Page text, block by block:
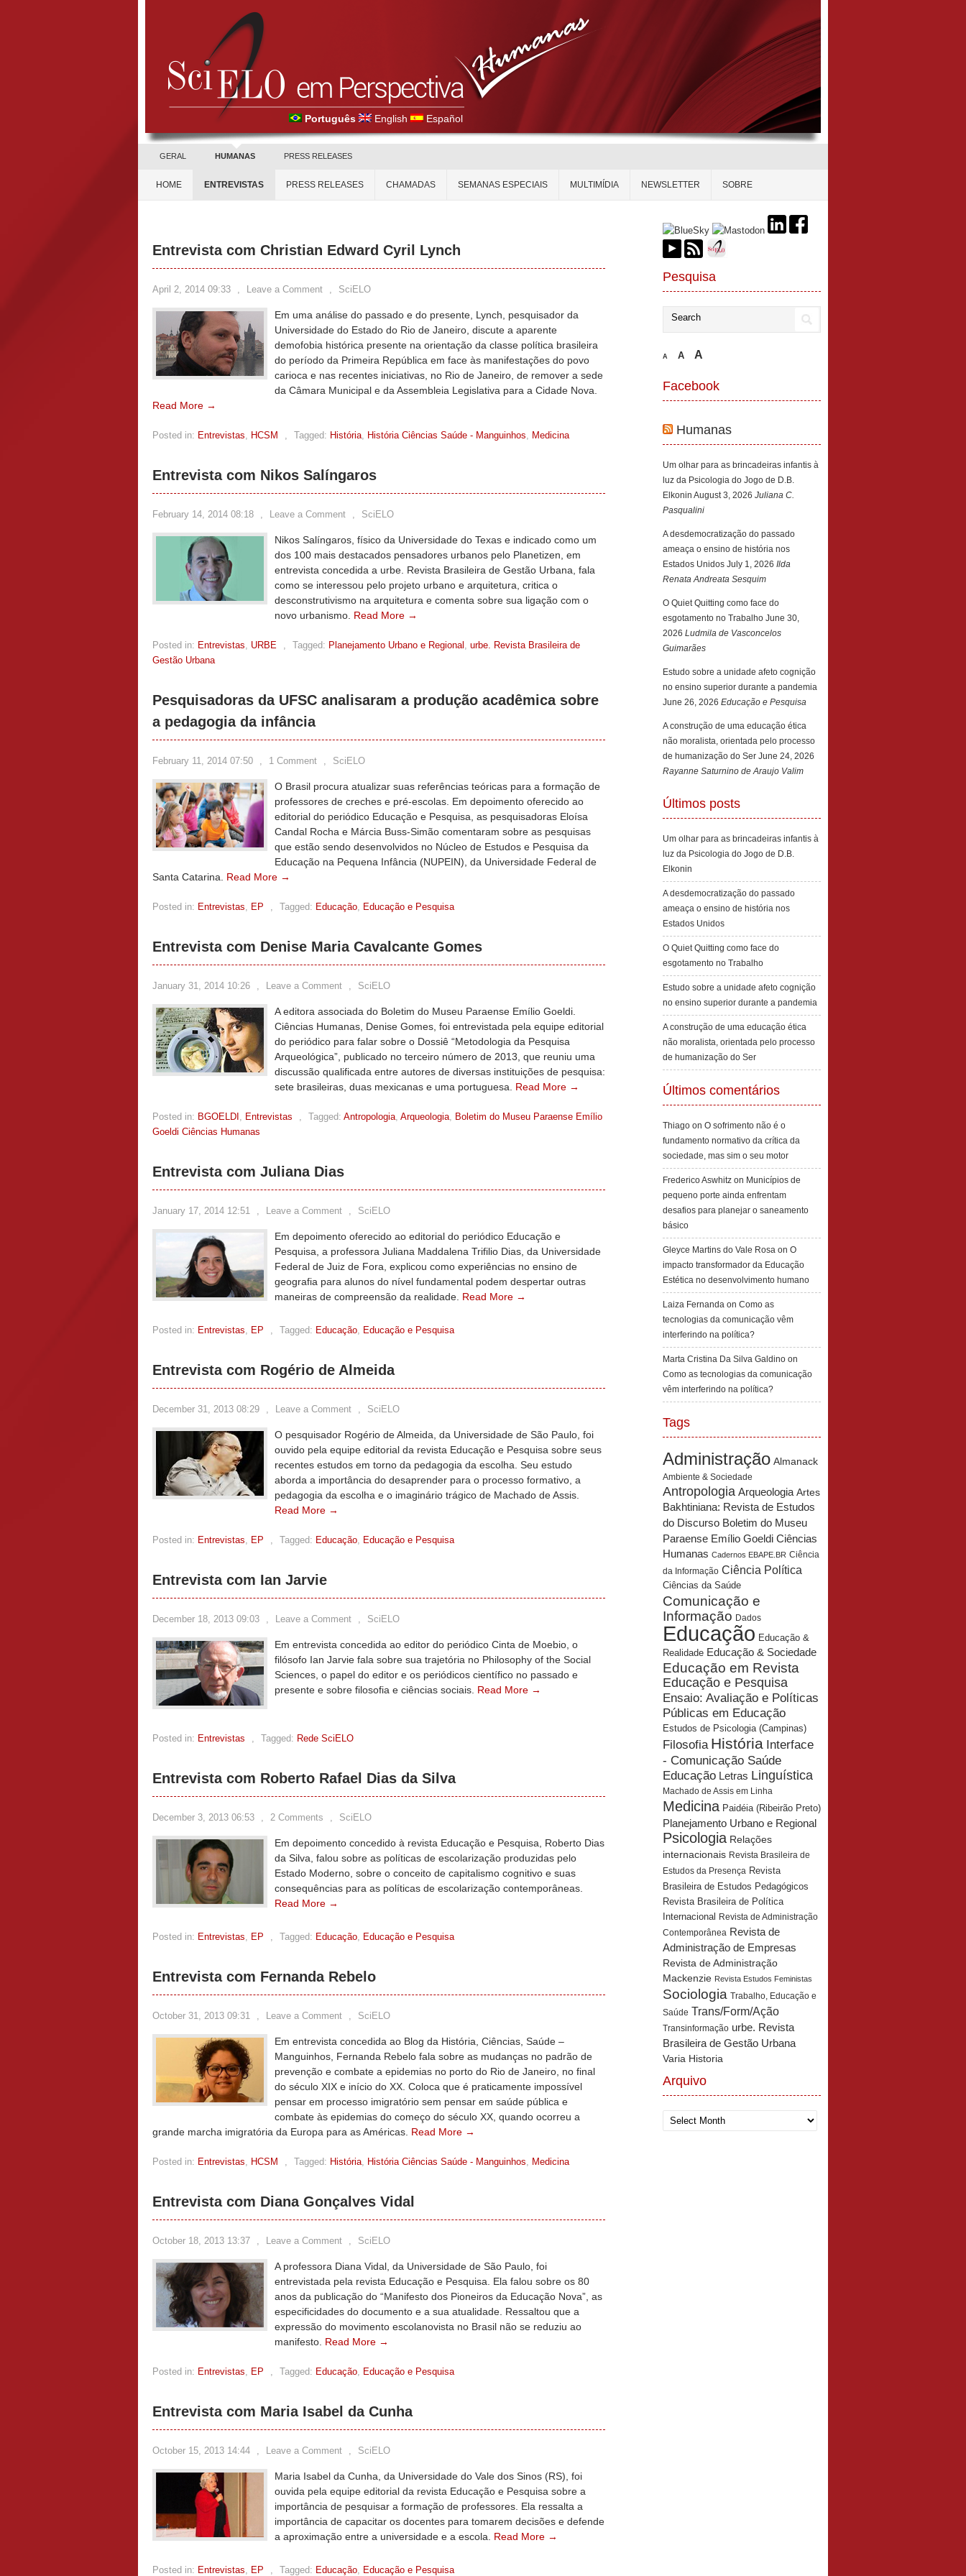
Português English Español
GERAL HUMANAS PRESS RELEASES
HOME ENTREVISTAS PRESS RELEASES CHAMADAS SEMANAS ESPECIAIS MULTIMÍDIA NEWSLETTER SOBRE
Entrevista com Christian Edward Cyril Lynch
April 2, 2014 09:33 , Leave a Comment , SciELO
Em uma análise do passado e do presente, Lynch, pesquisador da
Universidade do Estado do Rio de Janeiro, discute a aparente
demofobia histórica presente na orientação da classe política brasileira
do período da Primeira República em face às manifestações do povo
carioca e nas recentes iniciativas, no Rio de Janeiro, de remover a sede
da Câmara Municipal e da Assembleia Legislativa para a Cidade Nova.
Read More →
Posted in: Entrevistas, HCSM , Tagged: História, História Ciências Saúde - Manguinhos, Medicina
Entrevista com Nikos Salíngaros
February 14, 2014 08:18 , Leave a Comment , SciELO
Nikos Salíngaros, físico da Universidade do Texas e indicado como um
dos 100 mais destacados pensadores urbanos pelo Planetizen, em
entrevista concedida a urbe. Revista Brasileira de Gestão Urbana, fala
como se interessou pelo projeto urbano e arquitetura, critica o
desconstrutivismo na arquitetura e comenta sobre sua ligação com o
novo urbanismo. Read More →
Posted in: Entrevistas, URBE , Tagged: Planejamento Urbano e Regional , urbe. Revista Brasileira de
Gestão Urbana
Pesquisadoras da UFSC analisaram a produção acadêmica sobre
a pedagogia da infância
February 11, 2014 07:50 , 1 Comment , SciELO
O Brasil procura atualizar suas referências teóricas para a formação de
professores de creches e pré-escolas. Em depoimento oferecido ao
editorial do periódico Educação e Pesquisa, as pesquisadoras Eloísa
Candal Rocha e Márcia Buss-Simão comentaram sobre as pesquisas
que estão sendo desenvolvidos no Núcleo de Estudos e Pesquisa da
Educação na Pequena Infância (NUPEIN), da Universidade Federal de
Santa Catarina. Read More →
Posted in: Entrevistas, EP , Tagged: Educação, Educação e Pesquisa
Entrevista com Denise Maria Cavalcante Gomes
January 31, 2014 10:26 , Leave a Comment , SciELO
A editora associada do Boletim do Museu Paraense Emílio Goeldi.
Ciências Humanas, Denise Gomes, foi entrevistada pela equipe editorial
do periódico para falar sobre o Dossiê “Metodologia da Pesquisa
Arqueológica”, publicado no terceiro número de 2013, que reuniu uma
discussão qualificada entre autores de diversas instituições de pesquisa:
sete brasileiras, duas mexicanas e uma portuguesa. Read More →
Posted in: BGOELDI , Entrevistas , Tagged: Antropologia, Arqueologia, Boletim do Museu Paraense Emílio
Goeldi Ciências Humanas
Entrevista com Juliana Dias
January 17, 2014 12:51 , Leave a Comment , SciELO
Em depoimento oferecido ao editorial do periódico Educação e
Pesquisa, a professora Juliana Maddalena Trifilio Dias, da Universidade
Federal de Juiz de Fora, explicou como experiências no ensino de
geografia para alunos do nível fundamental podem despertar outras
maneiras de compreensão da realidade. Read More →
Posted in: Entrevistas, EP , Tagged: Educação, Educação e Pesquisa
Entrevista com Rogério de Almeida
December 31, 2013 08:29 , Leave a Comment , SciELO
O pesquisador Rogério de Almeida, da Universidade de São Paulo, foi
ouvido pela equipe editorial da revista Educação e Pesquisa sobre seus
recentes estudos em torno da pedagogia da escolha. Seu estudo
aborda a importância do desaprender para o processo formativo, a
pedagogia da escolha e o imaginário trágico de Machado de Assis.
Read More →
Posted in: Entrevistas, EP , Tagged: Educação, Educação e Pesquisa
Entrevista com Ian Jarvie
December 18, 2013 09:03 , Leave a Comment , SciELO
Em entrevista concedida ao editor do periódico Cinta de Moebio, o
filósofo Ian Jarvie fala sobre sua trajetória no Philosophy of the Social
Sciences, o papel do editor e os periódicos científico no passado e
presente e sobre filosofia e ciências sociais. Read More →
Posted in: Entrevistas , Tagged: Rede SciELO
Entrevista com Roberto Rafael Dias da Silva
December 3, 2013 06:53 , 2 Comments , SciELO
Em depoimento concedido à revista Educação e Pesquisa, Roberto Dias
da Silva, falou sobre as políticas de escolarização produzidas pelo
Estado Moderno, sobre o conceito de capitalismo cognitivo e suas
consequências para as políticas de escolarização contemporâneas.
Read More →
Posted in: Entrevistas, EP , Tagged: Educação, Educação e Pesquisa
Entrevista com Fernanda Rebelo
October 31, 2013 09:31 , Leave a Comment , SciELO
Em entrevista concedida ao Blog da História, Ciências, Saúde –
Manguinhos, Fernanda Rebelo fala sobre as mudanças no padrão de
prevenção e combate a epidemias no porto do Rio de Janeiro, no final
do século XIX e início do XX. Coloca que é praticamente impossível
pensar em processo imigratório sem pensar em saúde pública e
combate às epidemias do começo do século XX, quando ocorreu a
grande marcha imigratória da Europa para as Américas. Read More →
Posted in: Entrevistas, HCSM , Tagged: História, História Ciências Saúde - Manguinhos, Medicina
Entrevista com Diana Gonçalves Vidal
October 18, 2013 13:37 , Leave a Comment , SciELO
A professora Diana Vidal, da Universidade de São Paulo, foi
entrevistada pela revista Educação e Pesquisa. Ela falou sobre os 80
anos da publicação do “Manifesto dos Pioneiros da Educação Nova”, as
especificidades do documento e a sua atualidade. Ressaltou que a
expressão do movimento escolanovista no Brasil não se reduziu ao
manifesto. Read More →
Posted in: Entrevistas, EP , Tagged: Educação, Educação e Pesquisa
Entrevista com Maria Isabel da Cunha
October 15, 2013 14:44 , Leave a Comment , SciELO
Maria Isabel da Cunha, da Universidade do Vale dos Sinos (RS), foi
ouvida pela equipe editorial da revista Educação e Pesquisa sobre a
importância de pesquisar a formação de professores. Ela ressalta a
importância de capacitar os docentes para tomarem decisões e defende
a aproximação entre a universidade e a escola. Read More →
Posted in: Entrevistas, EP , Tagged: Educação, Educação e Pesquisa
Pesquisa
A A A
Facebook
Humanas
Um olhar para as brincadeiras infantis à
luz da Psicologia do Jogo de D.B.
Elkonin August 3, 2026 Juliana C.
Pasqualini
A desdemocratização do passado
ameaça o ensino de história nos
Estados Unidos July 1, 2026 Ilda
Renata Andreata Sesquim
O Quiet Quitting como face do
esgotamento no Trabalho June 30,
2026 Ludmila de Vasconcelos
Guimarães
Estudo sobre a unidade afeto cognição
no ensino superior durante a pandemia
June 26, 2026 Educação e Pesquisa
A construção de uma educação ética
não moralista, orientada pelo processo
de humanização do Ser June 24, 2026
Rayanne Saturnino de Araujo Valim
Últimos posts
Um olhar para as brincadeiras infantis à
luz da Psicologia do Jogo de D.B.
Elkonin
A desdemocratização do passado
ameaça o ensino de história nos
Estados Unidos
O Quiet Quitting como face do
esgotamento no Trabalho
Estudo sobre a unidade afeto cognição
no ensino superior durante a pandemia
A construção de uma educação ética
não moralista, orientada pelo processo
de humanização do Ser
Últimos comentários
Thiago on O sofrimento não é o
fundamento normativo da crítica da
sociedade, mas sim o seu motor
Frederico Aswhitz on Municípios de
pequeno porte ainda enfrentam
desafios para planejar o saneamento
básico
Gleyce Martins do Vale Rosa on O
impacto transformador da Educação
Estética no desenvolvimento humano
Laiza Fernanda on Como as
tecnologias da comunicação vêm
interferindo na política?
Marta Cristina Da Silva Galdino on
Como as tecnologias da comunicação
vêm interferindo na política?
Tags
Administração Almanack
Ambiente & Sociedade
Antropologia Arqueologia Artes
Bakhtiniana: Revista de Estudos
do Discurso Boletim do Museu
Paraense Emílio Goeldi Ciências
Humanas Cadernos EBAPE.BR Ciência
da Informação Ciência Política
Ciências da Saúde
Comunicação e
Informação Dados
Educação Educação &
Realidade Educação & Sociedade
Educação em Revista
Educação e Pesquisa
Ensaio: Avaliação e Políticas
Públicas em Educação
Estudos de Psicologia (Campinas)
Filosofia História Interface
- Comunicação Saúde
Educação Letras Linguística
Machado de Assis em Linha
Medicina Paidéia (Ribeirão Preto)
Planejamento Urbano e Regional
Psicologia Relações
internacionais Revista Brasileira de
Estudos da Presença Revista
Brasileira de Estudos Pedagógicos
Revista Brasileira de Política
Internacional Revista de Administração
Contemporânea Revista de
Administração de Empresas
Revista de Administração
Mackenzie Revista Estudos Feministas
Sociologia Trabalho, Educação e
Saúde Trans/Form/Ação
Transinformação urbe. Revista
Brasileira de Gestão Urbana
Varia Historia
Arquivo
Arquivo